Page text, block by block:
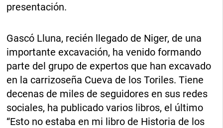
presentación.
Gascó Lluna, recién llegado de Niger, de una
importante excavación, ha venido formando
parte del grupo de expertos que han excavado
en la carrizoseña Cueva de los Toriles. Tiene
decenas de miles de seguidores en sus redes
sociales, ha publicado varios libros, el último
“Esto no estaba en mi libro de Historia de los